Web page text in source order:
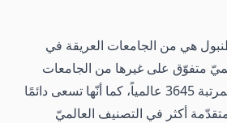
هي من الجامعات العريقة في
متفوّق على غيرها من الجامعات
الدولية، حيث تحلّ في المرتبة 3645 عالمياً، كما أنّها تسعى دائمًا
أكثر في التصنيف العالميّ